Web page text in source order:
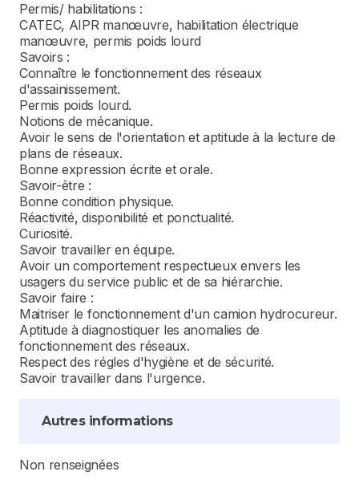
Permis/ habilitations :
CATEC, AIPR manœuvre, habilitation électrique
manœuvre, permis poids lourd
Savoirs :
Connaître le fonctionnement des réseaux
d'assainissement.
Permis poids lourd.
Notions de mécanique.
Avoir le sens de l'orientation et aptitude à la lecture de
plans de réseaux.
Bonne expression écrite et orale.
Savoir-être :
Bonne condition physique.
Réactivité, disponibilité et ponctualité.
Curiosité.
Savoir travailler en équipe.
Avoir un comportement respectueux envers les
usagers du service public et de sa hiérarchie.
Savoir faire :
Maitriser le fonctionnement d'un camion hydrocureur.
Aptitude à diagnostiquer les anomalies de
fonctionnement des réseaux.
Respect des régles d'hygiène et de sécurité.
Savoir travailler dans l'urgence.
Autres informations
Non renseignées